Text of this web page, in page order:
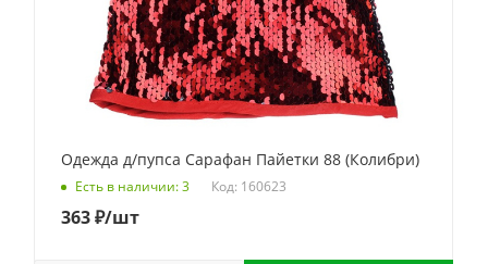
Одежда д/пупса Сарафан Пайетки 88 (Колибри)
Есть в наличии: 3 Код: 160623
363₽/шт